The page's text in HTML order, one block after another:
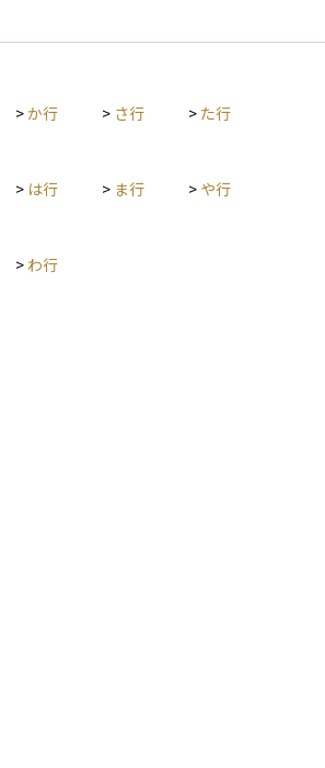
があります。 規制リスクは投資家
投資を行うためには、規制リスクを理解
>か行 > さ行 > た行
> は行 > ま行 > や行
> わ行